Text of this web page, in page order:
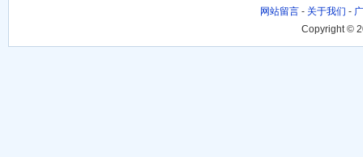
网站留言 - 关于我们 -
Copyright ©